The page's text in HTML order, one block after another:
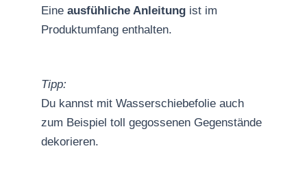
Eine ausfühliche Anleitung ist im
Produktumfang enthalten.
Tipp:
Du kannst mit Wasserschiebefolie auch
zum Beispiel toll gegossenen Gegenstände
dekorieren.